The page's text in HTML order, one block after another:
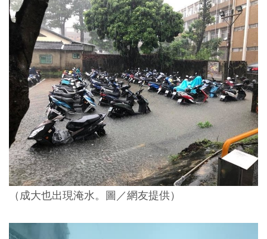
（成大也出現淹水。圖／網友提供）